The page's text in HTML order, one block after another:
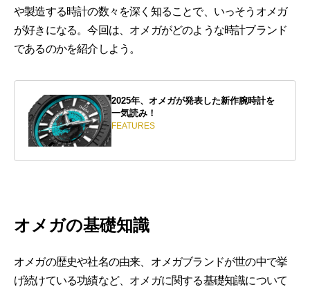
や製造する時計の数々を深く知ることで、いっそうオメガ
が好きになる。今回は、オメガがどのような時計ブランド
であるのかを紹介しよう。
2025年、オメガが発表した新作腕時計を
一気読み！
FEATURES
オメガの基礎知識
オメガの歴史や社名の由来、オメガブランドが世の中で挙
げ続けている功績など、オメガに関する基礎知識について